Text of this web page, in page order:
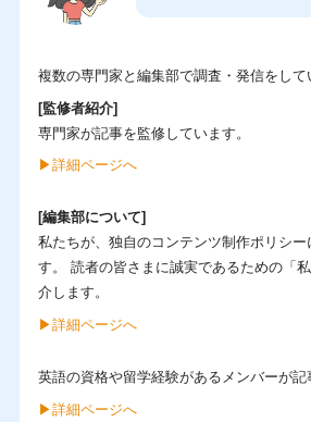
複数の専門家と編集部で調査・発信をして
[監修者紹介]
専門家が記事を監修しています。
▶︎詳細ページへ
[編集部について]
私たちが、独自のコンテンツ制作ポリシー
す。 読者の皆さまに誠実であるための「
介します。
▶︎詳細ページへ
英語の資格や留学経験があるメンバーが記
▶︎詳細ページへ